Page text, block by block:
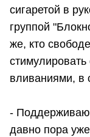
сигаретой в
группой
же, кто
вливаниями, в
-
давно пора